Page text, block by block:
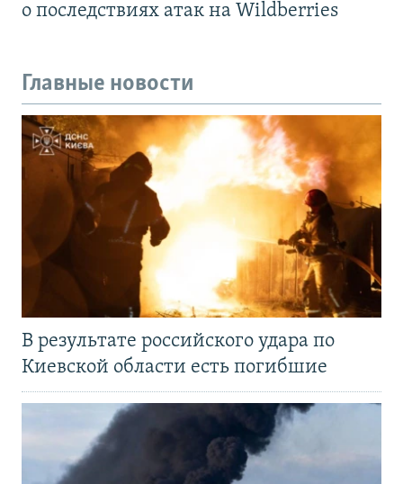
о последствиях атак на Wildberries
Главные новости
В результате российского удара по
Киевской области есть погибшие